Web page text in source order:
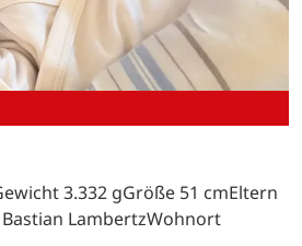
3.332 gGröße 51 cmEltern
LambertzWohnort